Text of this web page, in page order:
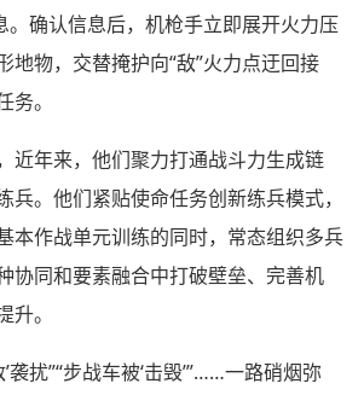
。确认信息后，机枪手立即展开火力压
地物，交替掩护向“敌”火力点迂回接
。
近年来，他们聚力打通战斗力生成链
兵。他们紧贴使命任务创新练兵模式，
本作战单元训练的同时，常态组织多兵
协同和要素融合中打破壁垒、完善机
。
袭扰”“步战车被‘击毁’”……一路硝烟弥